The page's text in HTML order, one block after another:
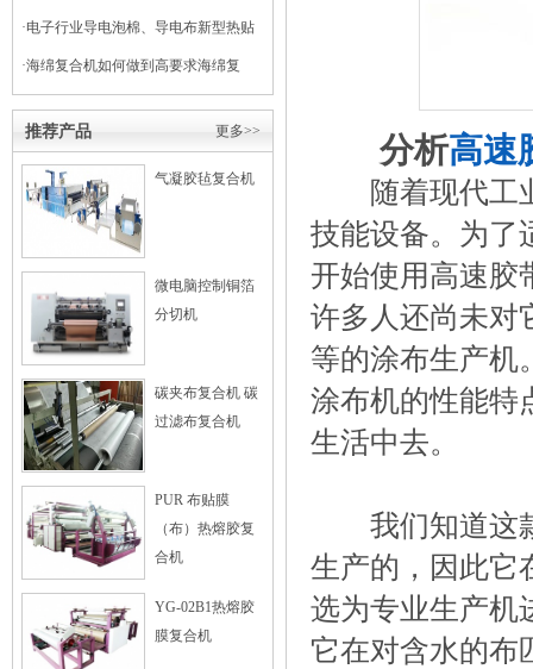
·电子行业导电泡棉、导电布新型热贴
复合
·海绵复合机如何做到高要求海绵复
更多>>
推荐产品
气凝胶毡复合机
微电脑控制铜箔
分切机
碳夹布复合机 碳
过滤布复合机
PUR 布贴膜
（布）热熔胶复
合机
YG-02B1热熔胶
膜复合机
分析高速
随着现代工业
技能设备。为了
开始使用高速胶
许多人还尚未对
等的涂布生产机
涂布机的性能特
生活中去。
我们知道这
生产的，因此它
选为专业生产机
它在对含水的布